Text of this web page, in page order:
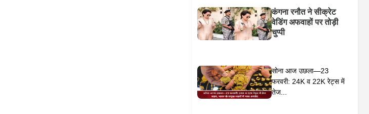
कंगना रनौत ने सीक्रेट
वेडिंग अफवाहों पर तोड़ी
चुप्पी
सोना आज उछला—23
फरवरी: 24K व 22K रेट्स में
तेज...